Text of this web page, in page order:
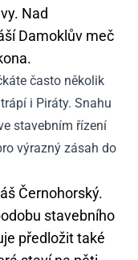
Nad
Damoklův meč
často několik
i Piráty. Snahu
stavebním řízení
výrazný zásah do
Černohorský.
stavebního
předložit také